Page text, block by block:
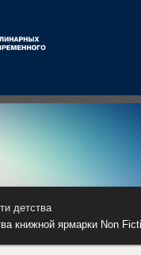
детства
книжной ярмарки Non